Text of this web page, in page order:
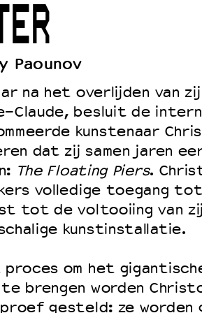
boycot Israël
voor artistieke vrijheid –
Paounov
na het overlijden van
Claude, besluit de
kunstenaar
dat zij samen jaren
The Floating Piers.
volledige toegang
tot de voltooiing van
kunstinstallatie.
om het
brengen worden
gesteld: ze